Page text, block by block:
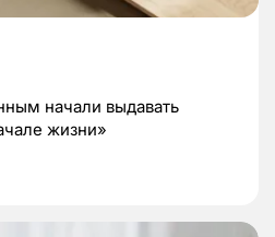
начали выдавать
жизни»